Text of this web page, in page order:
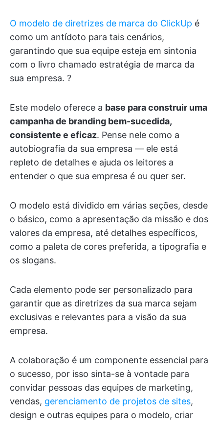
O modelo de diretrizes de marca do ClickUp é
como um antídoto para tais cenários,
garantindo que sua equipe esteja em sintonia
com o livro chamado estratégia de marca da
sua empresa. ?
Este modelo oferece a base para construir uma
campanha de branding bem-sucedida,
consistente e eficaz. Pense nele como a
autobiografia da sua empresa — ele está
repleto de detalhes e ajuda os leitores a
entender o que sua empresa é ou quer ser.
O modelo está dividido em várias seções, desde
o básico, como a apresentação da missão e dos
valores da empresa, até detalhes específicos,
como a paleta de cores preferida, a tipografia e
os slogans.
Cada elemento pode ser personalizado para
garantir que as diretrizes da sua marca sejam
exclusivas e relevantes para a visão da sua
empresa.
A colaboração é um componente essencial para
o sucesso, por isso sinta-se à vontade para
convidar pessoas das equipes de marketing,
vendas, gerenciamento de projetos de sites,
design e outras equipes para o modelo, criar